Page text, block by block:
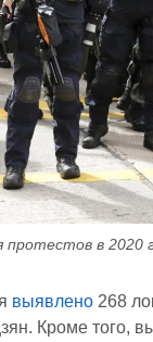
протестов в 2020
выявлено 268
Кроме того,